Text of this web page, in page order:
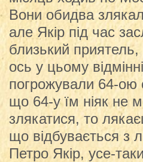
Вони обидва
але Якір під час
близький
ось у цьому
погрожували 64-ою
що 64-у їм ніяк не
злякатися, то
що відбувається з
Петро Якір, усе-